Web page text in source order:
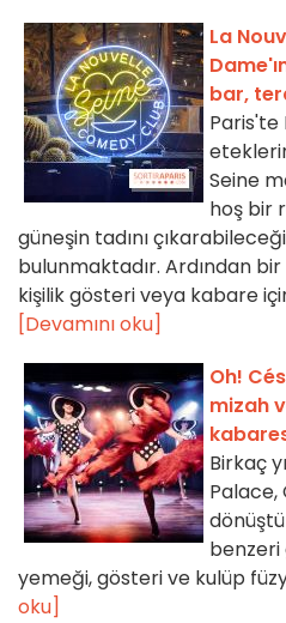
La
bar,
Paris'te
Seine
hoş bir
güneşin tadını
bulunmaktadır. Ardından
kişilik gösteri veya kabare
[Devamını oku]
Oh!
mizah
Birkaç
Palace,
yemeği, gösteri ve kulüp
oku]